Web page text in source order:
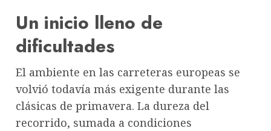
Un inicio lleno de
dificultades
El ambiente en las carreteras europeas se
volvió todavía más exigente durante las
clásicas de primavera. La dureza del
recorrido, sumada a condiciones